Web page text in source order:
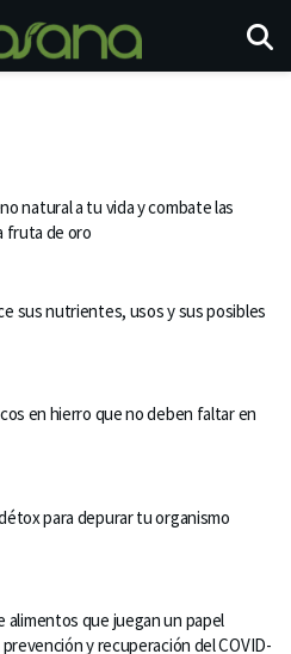
natural a tu vida y combate las
fruta de oro
sus nutrientes, usos y sus posibles
en hierro que no deben faltar en
para depurar tu organismo
alimentos que juegan un papel
y recuperación del COVID-